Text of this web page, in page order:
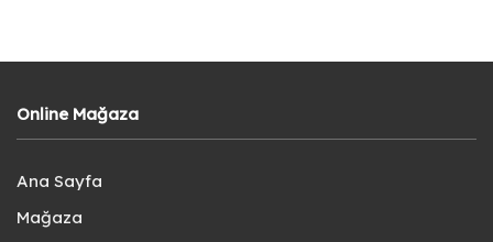
Online Mağaza
Ana Sayfa
Mağaza